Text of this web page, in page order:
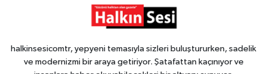
halkinsesicomtr, yepyeni temasıyla sizleri buluştururken, sadelik
ve modernizmi bir araya getiriyor. Şatafattan kaçınıyor ve